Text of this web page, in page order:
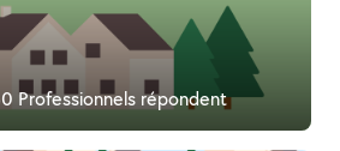
Professionnels répondent